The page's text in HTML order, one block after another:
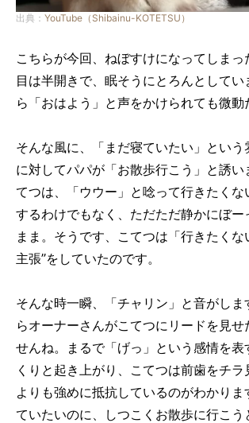
出典： YouTube（Shibainu-KOTETSU）
こちらが今回、ねぼすけになってしまっ
目は半開きで、眠そうにとろんとして
ら「おはよう」と声をかけられても微動
そんな風に、「まだ寝ていたい」という
に対してパパが「お散歩行こう」と誘い
てつは、「ウウー」と唸って行きたく
するわけでもなく、ただただ静かにぼー
まま。そうです、こてつは「行きたくな
主張”をしていたのです。
そんな時一瞬、「チャリン」と音がしま
らオーナーさんがこてつにリードを見せ
せんね。まるで「げっ」という感情を表
くりと起き上がり、こてつは前歯をチ
よりも強めに抵抗しているのがわかりま
ていたいのに、しつこくお散歩に行こう